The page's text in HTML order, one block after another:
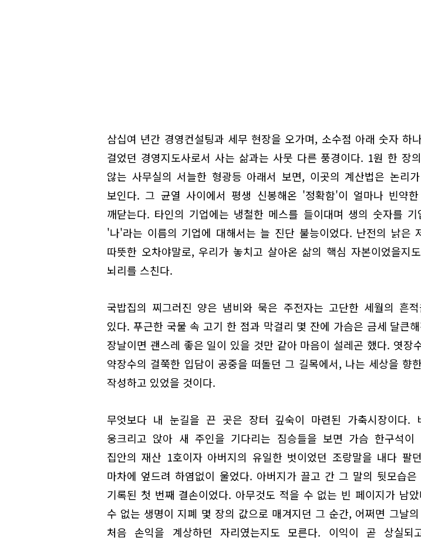
삼십여 년간 경영컨설팅과 세무 현장을 오가며, 소수점 아래 숫자 하
걸었던 경영지도사로서 사는 삶과는 사뭇 다른 풍경이다. 1원 한 장
않는 사무실의 서늘한 형광등 아래서 보면, 이곳의 계산법은 논리
보인다. 그 균열 사이에서 평생 신봉해온 '정확함'이 얼마나 빈약
깨닫는다. 타인의 기업에는 냉철한 메스를 들이대며 생의 숫자를
'나'라는 이름의 기업에 대해서는 늘 진단 불능이었다. 난전의 낡은
따뜻한 오차야말로, 우리가 놓치고 살아온 삶의 핵심 자본이었을지
뇌리를 스친다.
국밥집의 찌그러진 양은 냄비와 묵은 주전자는 고단한 세월의 흔
있다. 푸근한 국물 속 고기 한 점과 막걸리 몇 잔에 가슴은 금세 달큰
장날이면 괜스레 좋은 일이 있을 것만 같아 마음이 설레곤 했다. 엿장
약장수의 걸쭉한 입담이 공중을 떠돌던 그 길목에서, 나는 세상을 향
작성하고 있었을 것이다.
무엇보다 내 눈길을 끈 곳은 장터 깊숙이 마련된 가축시장이다.
웅크리고 앉아 새 주인을 기다리는 짐승들을 보면 가슴 한구석이
집안의 재산 1호이자 아버지의 유일한 벗이었던 조랑말을 내다 팔
마차에 엎드려 하염없이 울었다. 아버지가 끌고 간 그 말의 뒷모습
기록된 첫 번째 결손이었다. 아무것도 적을 수 없는 빈 페이지가 남
수 없는 생명이 지폐 몇 장의 값으로 매겨지던 그 순간, 어쩌면 그날
처음 손익을 계상하던 자리였는지도 모른다. 이익이 곧 상실되